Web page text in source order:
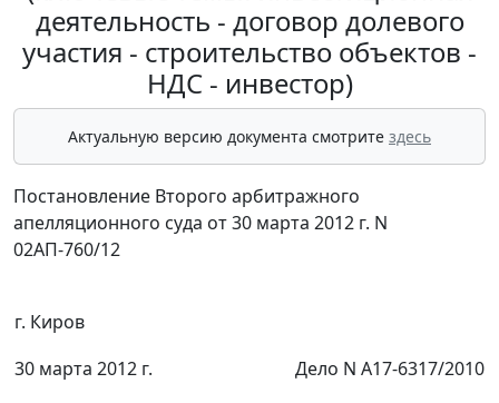
деятельность - договор долевого
участия - строительство объектов -
НДС - инвестор)
Актуальную версию документа смотрите здесь
Постановление Второго арбитражного
апелляционного суда от 30 марта 2012 г. N
02АП-760/12
г. Киров
30 марта 2012 г.
Дело N А17-6317/2010